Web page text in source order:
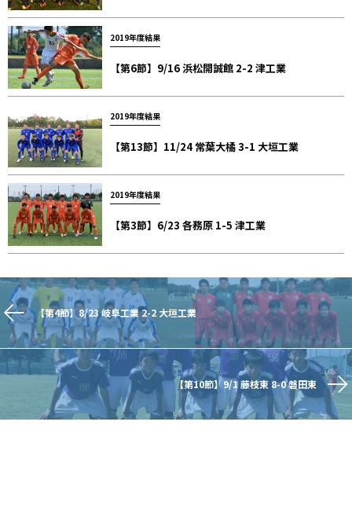
2019年度結果
【第6節】9/16 浜松開誠館 2-2 津工業
2019年度結果
【第13節】11/24 常葉大橘 3-1 大垣工業
2019年度結果
【第3節】6/23 各務原 1-5 津工業
【第4節】8/23 岐阜工業 2-2 大垣工業
【第10節】9/1 藤枝東 8-0 磐田東